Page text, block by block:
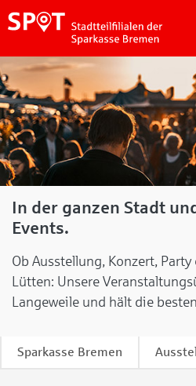
In der ganzen Stadt
Events.
Ob Ausstellung, Konzert,
Lütten: Unsere
Langeweile und hält die
Sparkasse Bremen